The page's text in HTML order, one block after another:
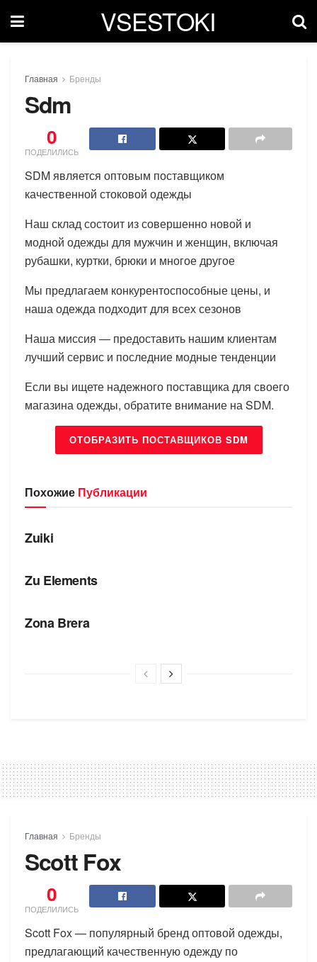
VSESTOKI
Главная Бренды
Sdm
0
ПОДЕЛИЛИСЬ
SDM является оптовым поставщиком
качественной стоковой одежды
Наш склад состоит из совершенно новой и
модной одежды для мужчин и женщин, включая
рубашки, куртки, брюки и многое другое
Мы предлагаем конкурентоспособные цены, и
наша одежда подходит для всех сезонов
Наша миссия — предоставить нашим клиентам
лучший сервис и последние модные тенденции
Если вы ищете надежного поставщика для своего
магазина одежды, обратите внимание на SDM.
ОТОБРАЗИТЬ ПОСТАВЩИКОВ SDM
Похожие Публикации
БРЕНДЫ
Zuiki
Zu Elements
Zona Brera
Главная Бренды
Scott Fox
0
ПОДЕЛИЛИСЬ
Scott Fox — популярный бренд оптовой одежды,
предлагающий качественную одежду по